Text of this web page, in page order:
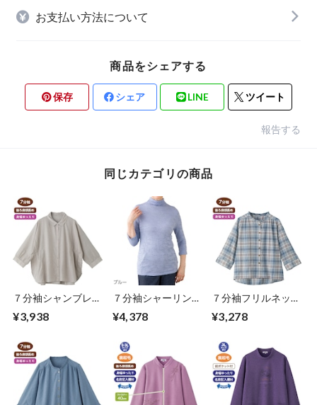
お支払い方法について
商品をシェアする
保存 シェア LINE ツイート
報告する
同じカテゴリの商品
７分袖シャンブレー
¥3,938
７分袖シャーリング
¥4,378
７分袖フリルネック
¥3,278